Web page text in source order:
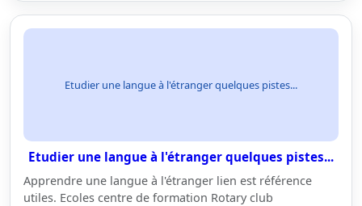
Etudier une langue à l'étranger quelques pistes...
Etudier une langue à l'étranger quelques pistes...
Apprendre une langue à l'étranger lien est référence
utiles. Ecoles centre de formation Rotary club